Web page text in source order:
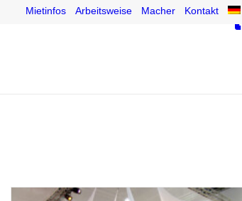
Mietinfos Arbeitsweise Macher Kontakt